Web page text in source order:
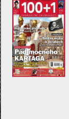
Pro základní
(tzv. cookies
uložením volitelných
Anonymní unikátní
Díky němu příště
Identifikátor je zcela